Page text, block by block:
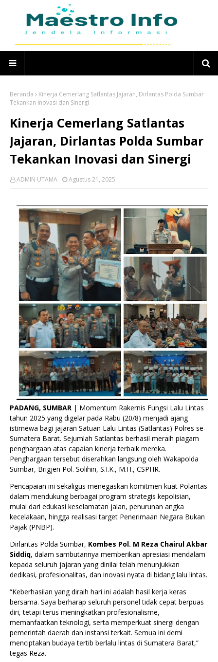
Beranda
Kinerja Cemerlang Satlantas Jajaran, Dirlantas Polda Sumbar
Tekankan Inovasi dan Sinergi
Kinerja Cemerlang Satlantas
Jajaran, Dirlantas Polda Sumbar
Tekankan Inovasi dan Sinergi
ADMIN UTAMA Agustus 21, 2025
PADANG, SUMBAR | Momentum Rakernis Fungsi Lalu Lintas
tahun 2025 yang digelar pada Rabu (20/8) menjadi ajang
istimewa bagi jajaran Satuan Lalu Lintas (Satlantas) Polres se-
Sumatera Barat. Sejumlah Satlantas berhasil meraih piagam
penghargaan atas capaian kinerja terbaik mereka.
Penghargaan tersebut diserahkan langsung oleh Wakapolda
Sumbar, Brigjen Pol. Solihin, S.I.K., M.H., CSPHR.
Pencapaian ini sekaligus menegaskan komitmen kuat Polantas
dalam mendukung berbagai program strategis kepolisian,
mulai dari edukasi keselamatan jalan, penurunan angka
kecelakaan, hingga realisasi target Penerimaan Negara Bukan
Pajak (PNBP).
Dirlantas Polda Sumbar, Kombes Pol. M Reza Chairul Akbar
Siddiq, dalam sambutannya memberikan apresiasi mendalam
kepada seluruh jajaran yang dinilai telah menunjukkan
dedikasi, profesionalitas, dan inovasi nyata di bidang lalu lintas.
“Keberhasilan yang diraih hari ini adalah hasil kerja keras
bersama. Saya berharap seluruh personel tidak cepat berpuas
diri, tetapi terus meningkatkan profesionalisme,
memanfaatkan teknologi, serta memperkuat sinergi dengan
pemerintah daerah dan instansi terkait. Semua ini demi
menciptakan budaya tertib berlalu lintas di Sumatera Barat,”
tegas Reza.